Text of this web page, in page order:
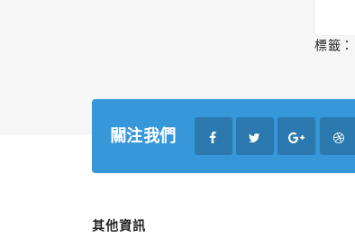
標籤：
關注我們
其他資訊